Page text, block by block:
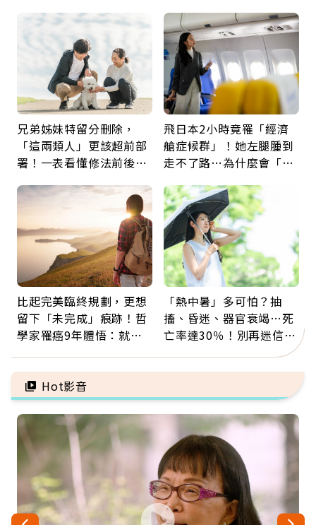
癒率達9成5
兄弟姊妹特留分刪除，
「這兩類人」更該超前部
署！一表看懂修法前後差
更多
飛日本2小時竟罹「經濟
艙症候群」！她左腿腫到
走不了路…為什麼會「靜
注意
比起完美臨終規劃，更想
留下「未完成」痕跡！哲
學家罹癌9年體悟：就算
天相遇
「熱中暑」多可怕？抽
搐、昏迷、器官衰竭…死
亡率達30％！別再迷信
「擦酒精、吃退燒藥」，
5招才能真救命
Hot影音